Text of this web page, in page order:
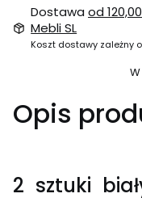
Dostawaod
Mebli SL
Koszt dostawy zależny
Opis
2 sztuki